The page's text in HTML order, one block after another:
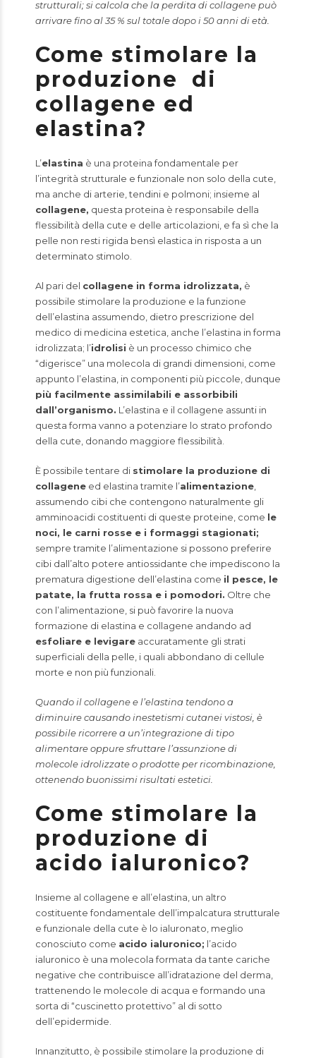
strutturali; si calcola che la perdita di collagene può
arrivare fino al 35 % sul totale dopo i 50 anni di età.
Come stimolare la
produzione di
collagene ed
elastina?
L’elastina è una proteina fondamentale per
l’integrità strutturale e funzionale non solo della cute,
ma anche di arterie, tendini e polmoni; insieme al
collagene, questa proteina è responsabile della
flessibilità della cute e delle articolazioni, e fa sì che la
pelle non resti rigida bensì elastica in risposta a un
determinato stimolo.
Al pari del collagene in forma idrolizzata, è
possibile stimolare la produzione e la funzione
dell’elastina assumendo, dietro prescrizione del
medico di medicina estetica, anche l’elastina in forma
idrolizzata; l’idrolisi è un processo chimico che
“digerisce” una molecola di grandi dimensioni, come
appunto l’elastina, in componenti più piccole, dunque
più facilmente assimilabili e assorbibili
dall’organismo. L’elastina e il collagene assunti in
questa forma vanno a potenziare lo strato profondo
della cute, donando maggiore flessibilità.
È possibile tentare di stimolare la produzione di
collagene ed elastina tramite l’alimentazione
assumendo cibi che contengono naturalmente gli
amminoacidi costituenti di queste proteine, come le
noci, le carni rosse e i formaggi stagionati;
sempre tramite l’alimentazione si possono preferire
cibi dall’alto potere antiossidante che impediscono la
prematura digestione dell’elastina come il pesce, le
patate, la frutta rossa e i pomodori. Oltre che
con l’alimentazione, si può favorire la nuova
formazione di elastina e collagene andando ad
esfoliare e levigare accuratamente gli strati
superficiali della pelle, i quali abbondano di cellule
morte e non più funzionali.
Quando il collagene e l’elastina tendono a
diminuire causando inestetismi cutanei vistosi, è
possibile ricorrere a un’integrazione di tipo
alimentare oppure sfruttare l’assunzione di
molecole idrolizzate o prodotte per ricombinazione,
ottenendo buonissimi risultati estetici.
Come stimolare la
produzione di
acido ialuronico?
Insieme al collagene e all’elastina, un altro
costituente fondamentale dell’impalcatura strutturale
e funzionale della cute è lo ialuronato, meglio
conosciuto come acido ialuronico; l’acido
ialuronico è una molecola formata da tante cariche
negative che contribuisce all’idratazione del derma,
trattenendo le molecole di acqua e formando una
sorta di “cuscinetto protettivo” al di sotto
dell’epidermide.
Innanzitutto, è possibile stimolare la produzione di